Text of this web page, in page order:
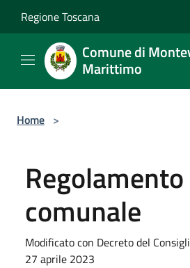
Regione Toscana
Comune di
Marittimo
Home >
comunale
Modificato con Decreto del
27 aprile 2023